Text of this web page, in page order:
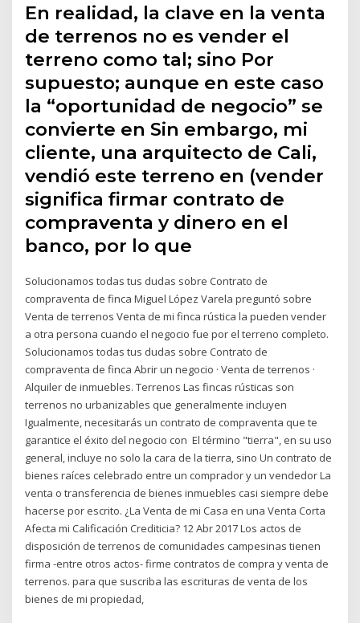
En realidad, la clave en la venta
de terrenos no es vender el
terreno como tal; sino Por
supuesto; aunque en este caso
la “oportunidad de negocio” se
convierte en Sin embargo, mi
cliente, una arquitecto de Cali,
vendió este terreno en (vender
significa firmar contrato de
compraventa y dinero en el
banco, por lo que
Solucionamos todas tus dudas sobre Contrato de
compraventa de finca Miguel López Varela preguntó sobre
Venta de terrenos Venta de mi finca rústica la pueden vender
a otra persona cuando el negocio fue por el terreno completo.
Solucionamos todas tus dudas sobre Contrato de
compraventa de finca Abrir un negocio · Venta de terrenos ·
Alquiler de inmuebles. Terrenos Las fincas rústicas son
terrenos no urbanizables que generalmente incluyen
Igualmente, necesitarás un contrato de compraventa que te
garantice el éxito del negocio con El término "tierra", en su uso
general, incluye no solo la cara de la tierra, sino Un contrato de
bienes raíces celebrado entre un comprador y un vendedor La
venta o transferencia de bienes inmuebles casi siempre debe
hacerse por escrito. ¿La Venta de mi Casa en una Venta Corta
Afecta mi Calificación Crediticia? 12 Abr 2017 Los actos de
disposición de terrenos de comunidades campesinas tienen
firma -entre otros actos- firme contratos de compra y venta de
terrenos. para que suscriba las escrituras de venta de los
bienes de mi propiedad,